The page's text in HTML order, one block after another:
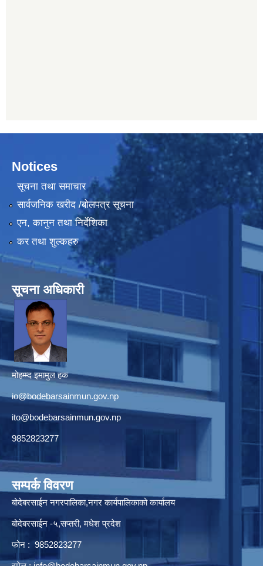
Notices
सूचना तथा समाचार
सार्वजनिक खरीद /बोलपत्र सूचना
एन, कानुन तथा निर्देशिका
कर तथा शुल्कहरु
सूचना अधिकारी
मोहम्म्द इमामुल हक
io@bodebarsainmun.gov.np
ito@bodebarsainmun.gov.np
9852823277
सम्पर्क विवरण
बोदेबरसाईन नगरपालिका,नगर कार्यपालिकाको कार्यालय
बोदेबरसाईन -५,सप्तरी, मधेश प्रदेश
फोन : 9852823277